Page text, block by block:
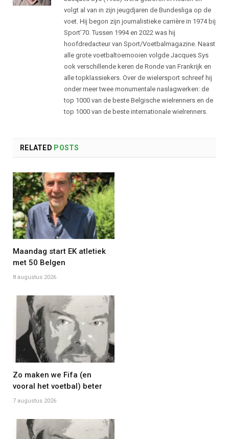
volgt al van in zijn jeugdjaren de Bundesliga op de
voet. Hij begon zijn journalistieke carrière in 1974 bij
Sport’70. Tussen 1994 en 2022 was hij
hoofdredacteur van Sport/Voetbalmagazine. Naast
alle grote voetbaltoernooien volgde Jacques Sys
ook verschillende keren de Ronde van Frankrijk en
alle topklassiekers. Over de wielersport schreef hij
onder meer twee monumentale naslagwerken: de
top 1000 van de beste Belgische wielrenners en de
top 1000 van de beste internationale wielrenners.
RELATED POSTS
Maandag start EK atletiek
met 50 Belgen
8 augustus 2026
Zo maken we Fifa (en
vooral het voetbal) beter
7 augustus 2026